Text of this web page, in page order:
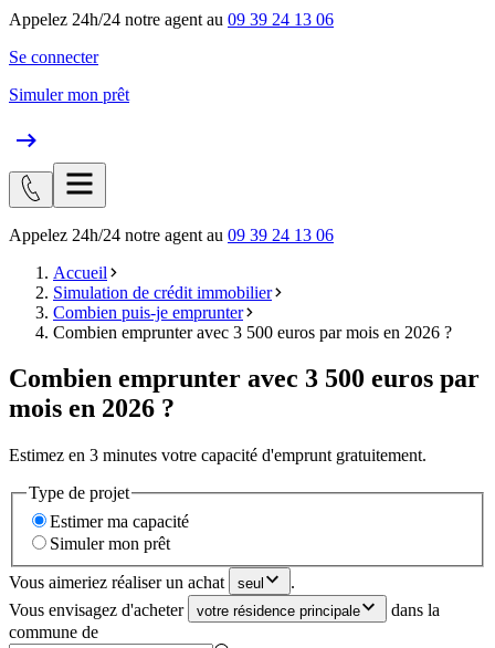
Appelez 24h/24 notre agent au 09 39 24 13 06
Se connecter
Simuler mon prêt
Appelez 24h/24 notre agent au 09 39 24 13 06
Accueil
Simulation de crédit immobilier
Combien puis-je emprunter
Combien emprunter avec 3 500 euros par mois en 2026 ?
Combien emprunter avec 3 500 euros par
mois en 2026 ?
Estimez en 3 minutes votre capacité d'emprunt gratuitement.
Type de projet
Estimer ma capacité
Simuler mon prêt
Vous aimeriez réaliser un achat seul
.
Vous envisagez d'acheter
votre résidence principale
dans la
commune de